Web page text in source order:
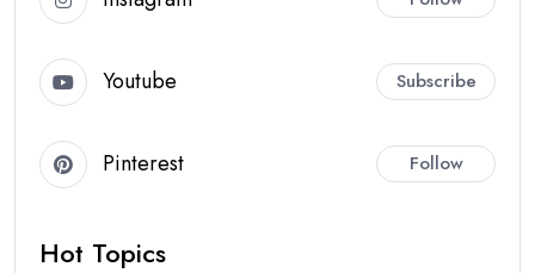
Youtube Subscribe
Pinterest Follow
Hot Topics